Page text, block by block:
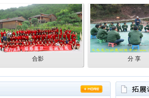
华东第一海岛拓展基地
义乌龙行拓展训练中心•华东第一海岛拓展基地位
于“东海蓬莱仙岛”——舟山•岱山岛，集沙滩、海
岛、陆地于一体，以岱山海岛为后勤服务中心。
各个景区的距离非常近，让您的拓展体验不再枯
燥乏味，欣赏更多的海洋风光。
龙行•红色教育基地
义乌市龙行拓展训练中心•红色教育基地位于东方
好莱坞——东阳•横店红色旅游城。是一座以弘扬
合影 分 享